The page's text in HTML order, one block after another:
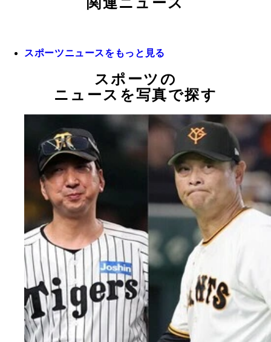
スポーツニュースをもっと見る
スポーツの
ニュースを写真で探す